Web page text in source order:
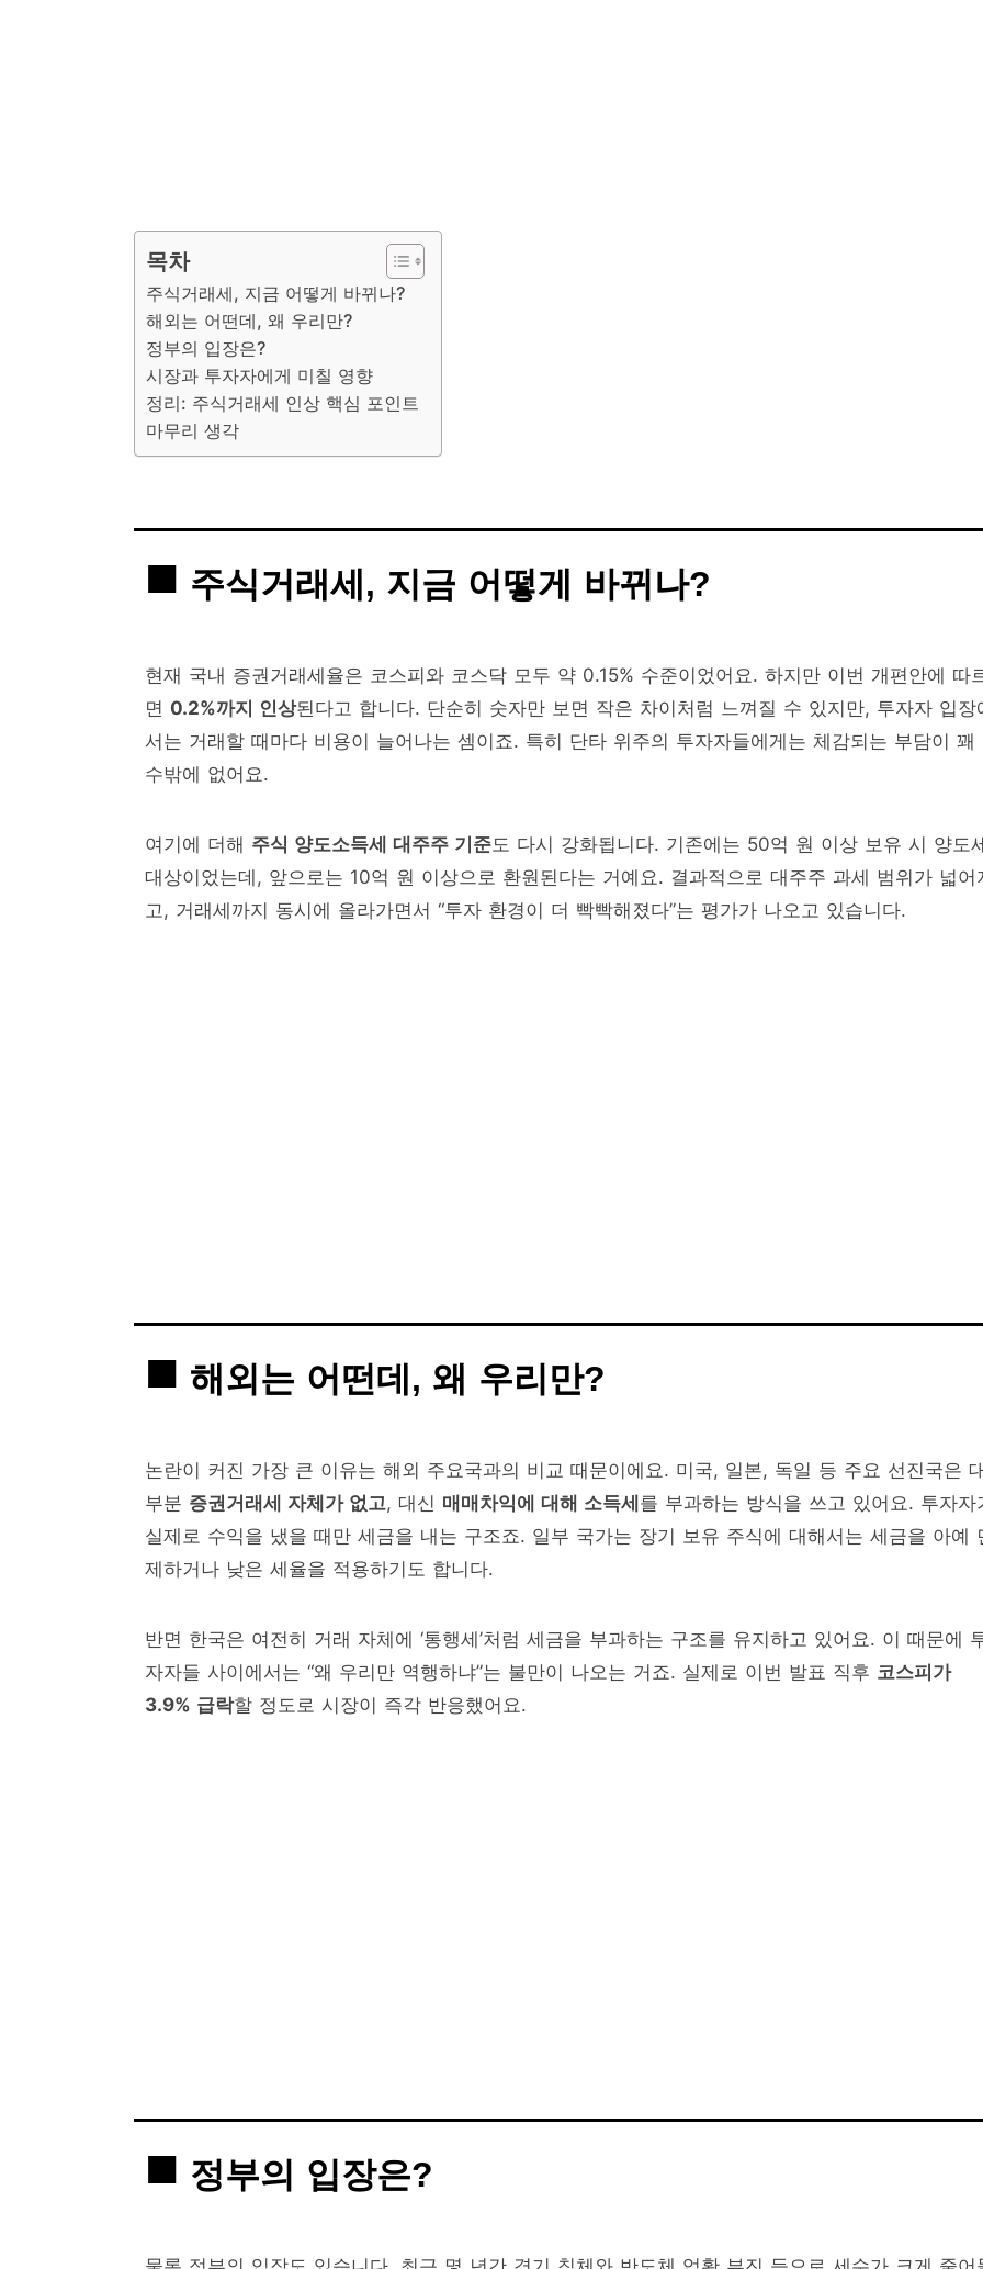
목차
주식거래세, 지금 어떻게 바뀌나?
해외는 어떤데, 왜 우리만?
정부의 입장은?
시장과 투자자에게 미칠 영향
정리: 주식거래세 인상 핵심 포인트
마무리 생각
주식거래세, 지금 어떻게 바뀌나?
현재 국내 증권거래세율은 코스피와 코스닥 모두 약 0.15% 수준이었어요. 하지만 이번 개편안에 따
면 0.2%까지 인상된다고 합니다. 단순히 숫자만 보면 작은 차이처럼 느껴질 수 있지만, 투자자 입장
서는 거래할 때마다 비용이 늘어나는 셈이죠. 특히 단타 위주의 투자자들에게는 체감되는 부담이 꽤
수밖에 없어요.
여기에 더해 주식 양도소득세 대주주 기준도 다시 강화됩니다. 기존에는 50억 원 이상 보유 시 양도
대상이었는데, 앞으로는 10억 원 이상으로 환원된다는 거예요. 결과적으로 대주주 과세 범위가 넓어
고, 거래세까지 동시에 올라가면서 “투자 환경이 더 빡빡해졌다”는 평가가 나오고 있습니다.
해외는 어떤데, 왜 우리만?
논란이 커진 가장 큰 이유는 해외 주요국과의 비교 때문이에요. 미국, 일본, 독일 등 주요 선진국은
부분 증권거래세 자체가 없고, 대신 매매차익에 대해 소득세 를 부과하는 방식을 쓰고 있어요. 투자자
실제로 수익을 냈을 때만 세금을 내는 구조죠. 일부 국가는 장기 보유 주식에 대해서는 세금을 아예
제하거나 낮은 세율을 적용하기도 합니다.
반면 한국은 여전히 거래 자체에 ‘통행세’처럼 세금을 부과하는 구조를 유지하고 있어요. 이 때문에
자자들 사이에서는 “왜 우리만 역행하냐”는 불만이 나오는 거죠. 실제로 이번 발표 직후 코스피가
3.9% 급락할 정도로 시장이 즉각 반응했어요.
정부의 입장은?